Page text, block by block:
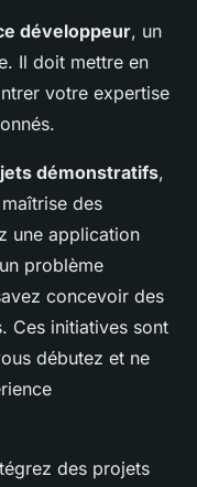
développeur, un
Il doit mettre en
votre expertise
démonstratifs,
des
une application
problème
concevoir des
Ces initiatives sont
débutez et ne
des projets